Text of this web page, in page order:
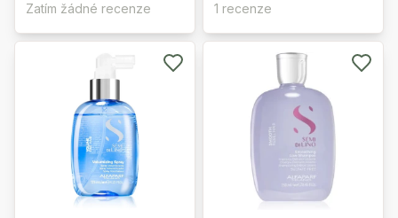
Zatím žádné recenze 1 recenze